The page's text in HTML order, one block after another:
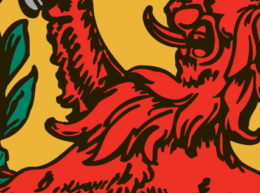
sygdomme og/eller handicap.
Fredericia og Dansk Handicap Forbundog med stor
sygdomme og/eller handicap. Undersøgelser fra
til med at tage godt imod vores nye gæster tirsdag
Ejnar Skovrup eller Martin Libak.
tirsdags golfaktiviteter på Par 3 banen for borgere med